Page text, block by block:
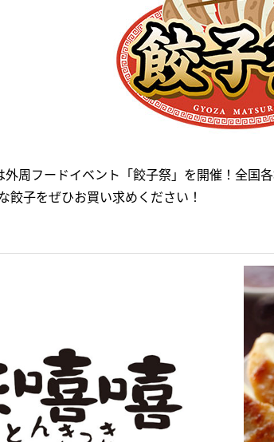
周フードイベント「餃子祭」を開催！全国
餃子をぜひお買い求めください！